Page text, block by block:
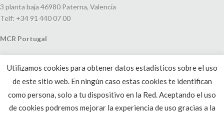
3 planta baja 46980 Paterna, Valencia
Telf: +34 91 440 07 00
MCR Portugal
João V, 24
1250-091 Lisboa, Portugal
Telf: +351 220 993 033
Utilizamos cookies para obtener datos estadísticos sobre el uso
de este sitio web. En ningún caso estas cookies te identifican
como persona, solo a tu dispositivo en la Red. Aceptando el uso
de cookies podremos mejorar la experiencia de uso gracias a la